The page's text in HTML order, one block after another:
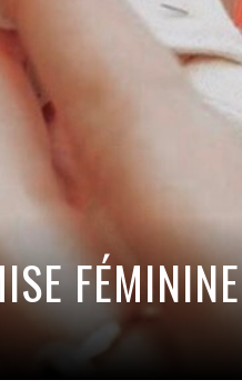
DE BOUCHE
5
CÔTÉ VOISINS